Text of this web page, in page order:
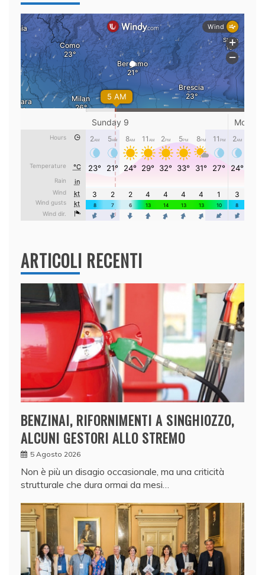
ARTICOLI RECENTI
BENZINAI, RIFORNIMENTI A SINGHIOZZO,
ALCUNI GESTORI ALLO STREMO
5 Agosto 2026
Non è più un disagio occasionale, ma una criticità
strutturale che dura ormai da mesi…